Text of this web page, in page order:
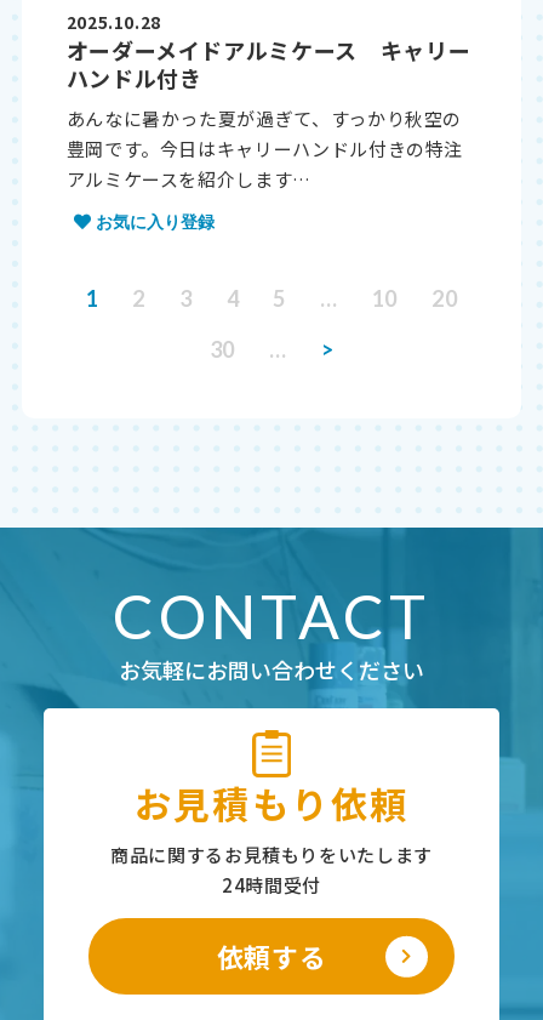
2025.10.28
オーダーメイドアルミケース キャリー
ハンドル付き
あんなに暑かった夏が過ぎて、すっかり秋空の
豊岡です。今日はキャリーハンドル付きの特注
アルミケースを紹介します…
お気に入り登録
1 2 3 4 5 … 10
20
30
… >
CONTACT
お気軽にお問い合わせください
お見積もり依頼
商品に関するお見積もりをいたします
24時間受付
依頼する